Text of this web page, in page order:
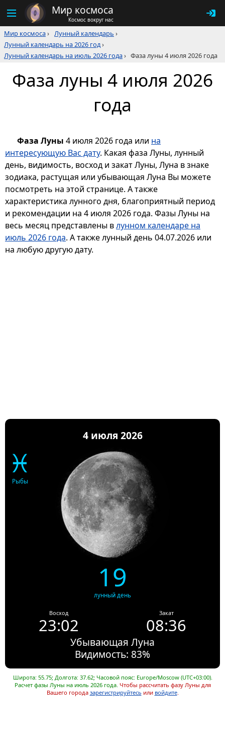
Мир космоса
Космос вокруг нас
Мир космоса› Лунный календарь ›
Лунный календарь на 2026 год›
Лунный календарь на июль 2026 года› Фаза луны 4 июля 2026 года
Фаза луны 4 июля 2026
года
Фаза Луны 4 июля 2026 года или на
интересующую Вас дату. Какая фаза Луны, лунный
день, видимость, восход и закат Луны, Луна в знаке
зодиака, растущая или убывающая Луна Вы можете
посмотреть на этой странице. А также
характеристика лунного дня, благоприятный период
и рекомендации на 4 июля 2026 года. Фазы Луны на
весь месяц представлены влунном календаре на
июль 2026 года. А также лунный день 04.07.2026 или
на любую другую дату.
4 июля 2026
♓
Рыбы
19
лунный день
Восход
23:02
Закат
08:36
Убывающая Луна
Видимость: 83%
Широта: 55.75; Долгота: 37.62; Часовой пояс: Europe/Moscow (UTC+03:00).
Расчет фазы Луны на июль 2026 года. Чтобы рассчитать фазу Луны для
Вашего города зарегистрируйтесь или войдите.